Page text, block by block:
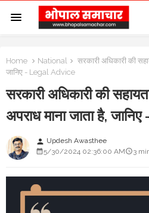
Home National
सरकारी अधिकारी की
जानिए - Legal Advice
सरकारी अधिकारी की
अपराध माना जाता है,
person Updesh Awasthee
5/30/2024 02:36:00 AM
3